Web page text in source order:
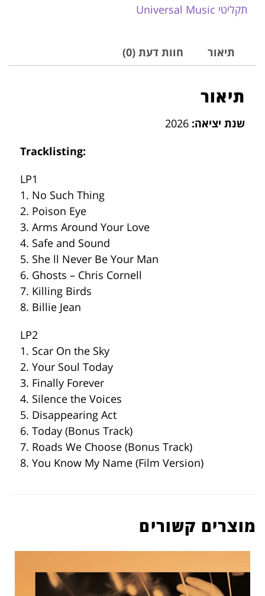
תקליטי Universal Music
תיאור חוות דעת (0)
תיאור
שנת יציאה:
Tracklisting:
LP1
1. No Such Thing
2. Poison Eye
3. Arms Around Your Love
4. Safe and Sound
5. She ll Never Be Your Man
6. Ghosts – Chris Cornell
7. Killing Birds
8. Billie Jean
LP2
1. Scar On the Sky
2. Your Soul Today
3. Finally Forever
4. Silence the Voices
5. Disappearing Act
6. Today (Bonus Track)
7. Roads We Choose (Bonus Track)
8. You Know My Name (Film Version)
מוצרים קשורים